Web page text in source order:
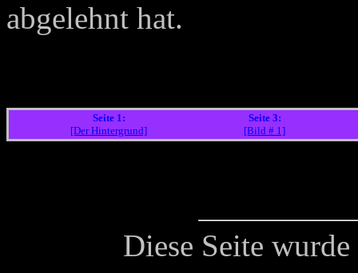
abgelehnt hat.
Seite 1:
[Der Hintergrund]
Seite 3:
[Bild # 1]
Diese Seite